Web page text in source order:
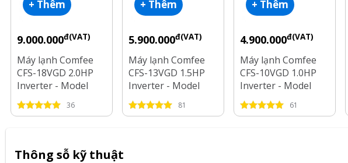
+ Thêm
9.000.000đ(VAT)
Máy lạnh Comfee
CFS-18VGD 2.0HP
Inverter - Model
2025
36
+ Thêm
5.900.000đ(VAT)
Máy lạnh Comfee
CFS-13VGD 1.5HP
Inverter - Model
2025
81
+ Thêm
4.900.000đ(VAT)
Máy lạnh Comfee
CFS-10VGD 1.0HP
Inverter - Model
2025
61
Thông sỗ kỹ thuật